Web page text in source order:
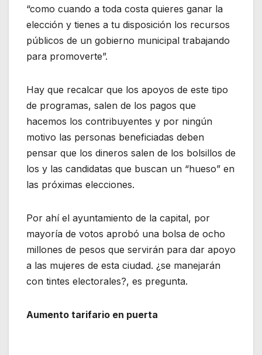
“como cuando a toda costa quieres ganar la
elección y tienes a tu disposición los recursos
públicos de un gobierno municipal trabajando
para promoverte”.
Hay que recalcar que los apoyos de este tipo
de programas, salen de los pagos que
hacemos los contribuyentes y por ningún
motivo las personas beneficiadas deben
pensar que los dineros salen de los bolsillos de
los y las candidatas que buscan un “hueso” en
las próximas elecciones.
Por ahí el ayuntamiento de la capital, por
mayoría de votos aprobó una bolsa de ocho
millones de pesos que servirán para dar apoyo
a las mujeres de esta ciudad. ¿se manejarán
con tintes electorales?, es pregunta.
Aumento tarifario en puerta